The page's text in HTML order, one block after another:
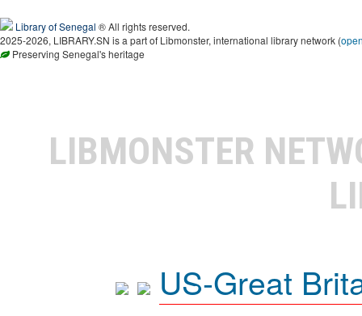
Library of Senegal ® All rights reserved.
2025-2026, LIBRARY.SN is a part of Libmonster, international library network (
Preserving Senegal's heritage
LIBMONSTER
US-Great